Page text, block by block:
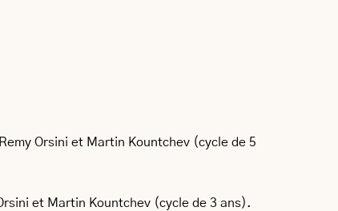
Orsini et Martin Kountchev (cycle de 5
et Martin Kountchev (cycle de 3 ans).